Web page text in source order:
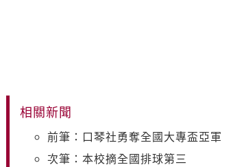
相關新聞
前筆：口琴社勇奪全國大專盃亞軍
次筆：本校摘全國排球第三